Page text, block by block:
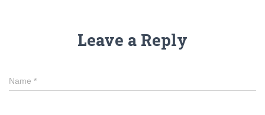
Leave a Reply
Name *